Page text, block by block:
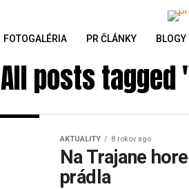
FOTOGALÉRIA PR ČLÁNKY BLOGY
All posts
AKTUALITY 8 rokov ago
Na Trajane
prádla